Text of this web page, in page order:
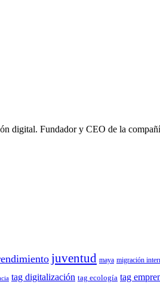
digital. Fundador y CEO de la
juventud maya migración
tag digitalización tag ecología tag